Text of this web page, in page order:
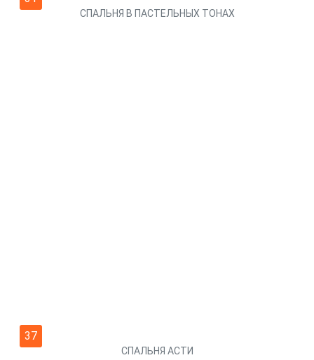
СПАЛЬНЯ В ПАСТЕЛЬНЫХ ТОНАХ
37
СПАЛЬНЯ АСТИ